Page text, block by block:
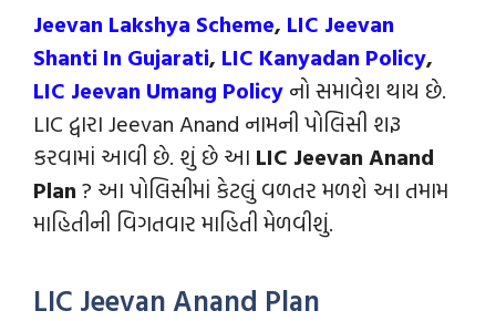
Jeevan Lakshya Scheme, LIC Jeevan
Shanti In Gujarati, LIC Kanyadan Policy,
LIC Jeevan Umang Policy નો સમાવેશ થાય છે.
LIC દ્વારા Jeevan Anand નામની પોલિસી શરૂ
કરવામાં આવી છે. શું છે આ LIC Jeevan Anand
Plan ? આ પોલિસીમાં કેટલું વળતર મળશે આ તમામ
માહિતીની વિગતવાર માહિતી મેળવીશું.
LIC Jeevan Anand Plan